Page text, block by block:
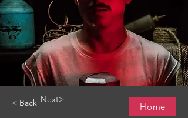
< Back Next>
Home